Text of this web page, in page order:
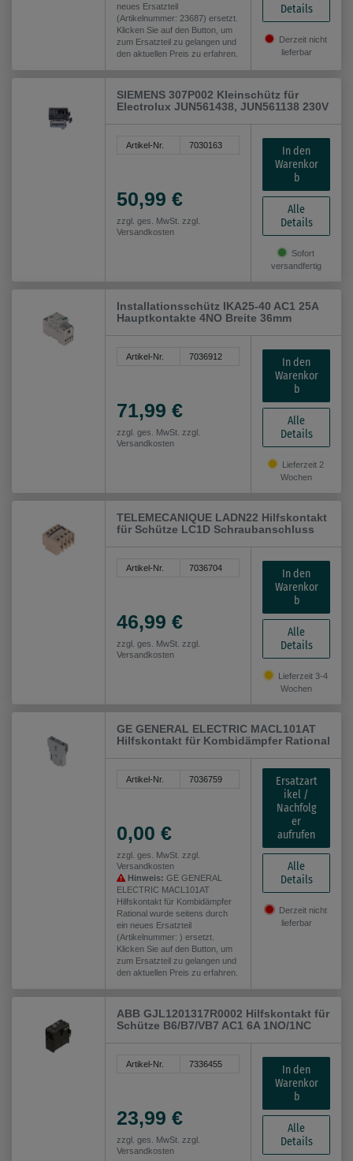
neues Ersatzteil
(Artikelnummer: 23687) ersetzt.
Klicken Sie auf den Button, um
zum Ersatzteil zu gelangen und
den aktuellen Preis zu erfahren.
Details
Derzeit nicht
lieferbar
SIEMENS 307P002 Kleinschütz für
Electrolux JUN561438, JUN561138 230V
Artikel-Nr. 7030163
50,99 €
zzgl. ges. MwSt. zzgl.
Versandkosten
In den
Warenkor
b
Alle
Details
Sofort
versandfertig
Installationsschütz IKA25-40 AC1 25A
Hauptkontakte 4NO Breite 36mm
Artikel-Nr. 7036912
71,99 €
zzgl. ges. MwSt. zzgl.
Versandkosten
In den
Warenkor
b
Alle
Details
Lieferzeit 2
Wochen
TELEMECANIQUE LADN22 Hilfskontakt
für Schütze LC1D Schraubanschluss
Artikel-Nr. 7036704
46,99 €
zzgl. ges. MwSt. zzgl.
Versandkosten
In den
Warenkor
b
Alle
Details
Lieferzeit 3-4
Wochen
GE GENERAL ELECTRIC MACL101AT
Hilfskontakt für Kombidämpfer Rational
Artikel-Nr. 7036759
0,00 €
zzgl. ges. MwSt. zzgl.
Versandkosten
Hinweis: GE GENERAL
ELECTRIC MACL101AT
Hilfskontakt für Kombidämpfer
Rational wurde seitens durch
ein neues Ersatzteil
(Artikelnummer: ) ersetzt.
Klicken Sie auf den Button, um
zum Ersatzteil zu gelangen und
den aktuellen Preis zu erfahren.
Ersatzart
ikel /
Nachfolg
er
aufrufen
Alle
Details
Derzeit nicht
lieferbar
ABB GJL1201317R0002 Hilfskontakt für
Schütze B6/B7/VB7 AC1 6A 1NO/1NC
Artikel-Nr. 7336455
23,99 €
zzgl. ges. MwSt. zzgl.
Versandkosten
In den
Warenkor
b
Alle
Details